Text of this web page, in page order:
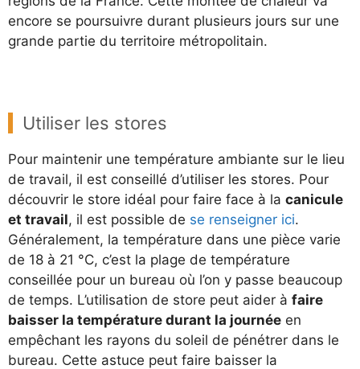
encore se poursuivre durant plusieurs jours sur une
grande partie du territoire métropolitain.
Utiliser les stores
Pour maintenir une température ambiante sur le lieu
de travail, il est conseillé d’utiliser les stores. Pour
découvrir le store idéal pour faire face à la canicule
et travail, il est possible de se renseigner ici.
Généralement, la température dans une pièce varie
de 18 à 21 °C, c’est la plage de température
conseillée pour un bureau où l’on y passe beaucoup
de temps. L’utilisation de store peut aider à faire
baisser la température durant la journée en
empêchant les rayons du soleil de pénétrer dans le
bureau. Cette astuce peut faire baisser la